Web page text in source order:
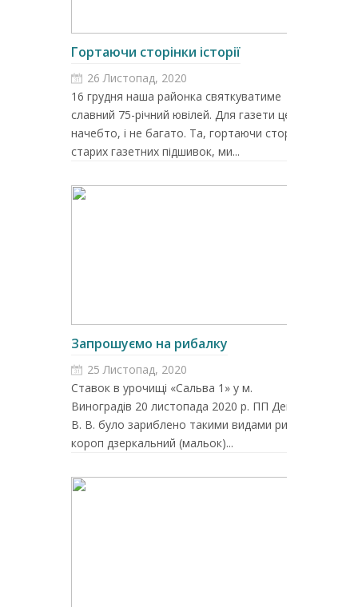
Гортаючи сторінки історії
26 Листопад, 2020
16 грудня наша районка святкуватиме
славний 75-річний ювілей. Для газети це,
начебто, і не багато. Та, гортаючи сторінки
старих газетних підшивок, ми...
Запрошуємо на рибалку
25 Листопад, 2020
Ставок в урочищі «Сальва 1» у м.
Виноградів 20 листопада 2020 р. ПП Демян
В. В. було зариблено такими видами риби: –
короп дзеркальний (мальок)...